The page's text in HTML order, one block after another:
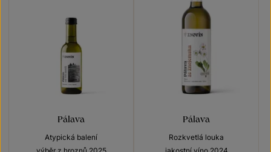
Pálava
Atypická balení
Pálava
Rozkvetlá louka